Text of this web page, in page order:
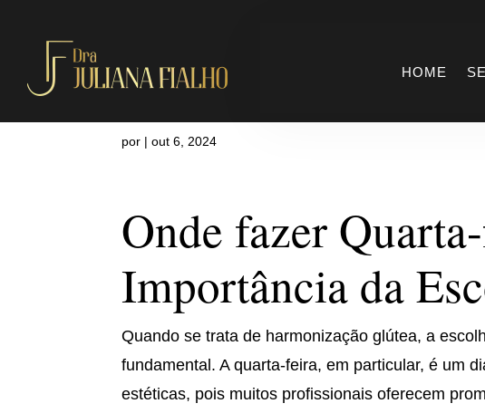
HOME
Onde fazer
por |out 6, 2024
Onde fazer
Importância da
Quando se trata de harmonização glútea, a
fundamental. A quarta-feira, em particular, é um
estéticas, pois muitos profissionais oferecem